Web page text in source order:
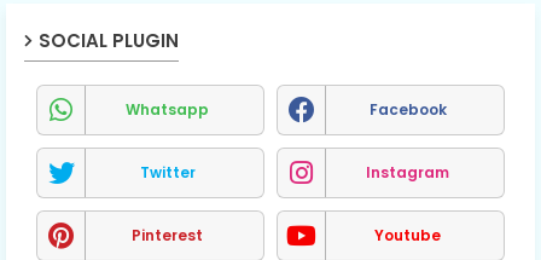
SOCIAL PLUGIN
Whatsapp Facebook
Twitter Instagram
Pinterest Youtube